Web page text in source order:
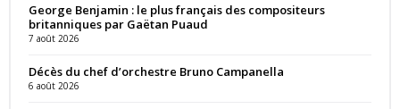
George Benjamin : le plus français des compositeurs
britanniques par Gaëtan Puaud
7 août 2026
Décès du chef d’orchestre Bruno Campanella
6 août 2026